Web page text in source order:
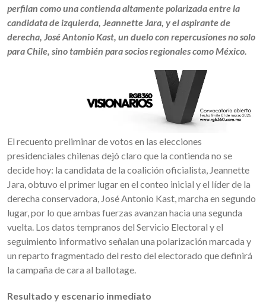
perfilan como una contienda altamente polarizada entre la
candidata de izquierda, Jeannette Jara, y el aspirante de
derecha, José Antonio Kast, un duelo con repercusiones no solo
para Chile, sino también para socios regionales como México.
El recuento preliminar de votos en las elecciones
presidenciales chilenas dejó claro que la contienda no se
decide hoy: la candidata de la coalición oficialista, Jeannette
Jara, obtuvo el primer lugar en el conteo inicial y el líder de la
derecha conservadora, José Antonio Kast, marcha en segundo
lugar, por lo que ambas fuerzas avanzan hacia una segunda
vuelta. Los datos tempranos del Servicio Electoral y el
seguimiento informativo señalan una polarización marcada y
un reparto fragmentado del resto del electorado que definirá
la campaña de cara al ballotage.
Resultado y escenario inmediato